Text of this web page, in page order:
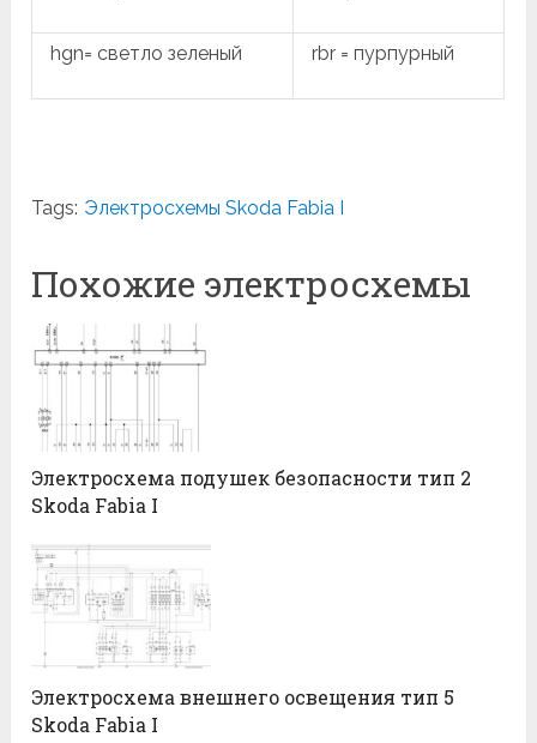
hgn= светло зеленый rbr = пурпурный
Tags: Электросхемы Skoda Fabia I
Похожие электросхемы
Электросхема подушек безопасности тип 2
Skoda Fabia I
Электросхема внешнего освещения тип 5
Skoda Fabia I